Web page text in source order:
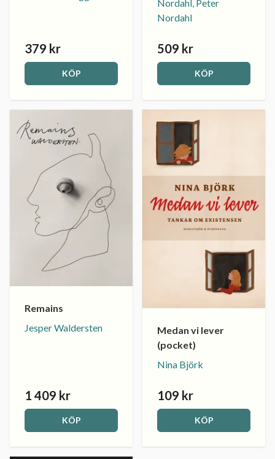
379 kr
KÖP
Nordahl, Peter
Nordahl
509 kr
KÖP
Remains
Jesper Waldersten
1 409 kr
KÖP
Medan vi lever
(pocket)
Nina Björk
109 kr
KÖP